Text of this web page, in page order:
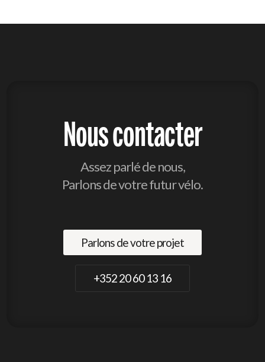
Nous contacter
Assez parlé de nous,
Parlons de votre futur vélo.
Parlons de votre projet
+352 20 60 13 16